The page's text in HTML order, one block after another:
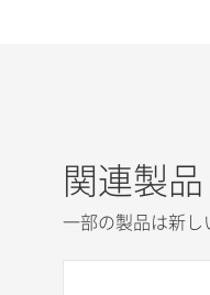
関連製品
一部の製品は新し